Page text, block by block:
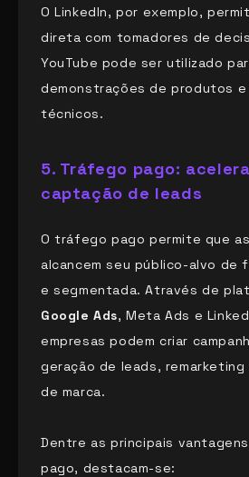
O LinkedIn, por exemplo,
direta com tomadores de
YouTube pode ser utilizado
demonstrações de produtos
técnicos.
5. Tráfego pago:
captação de leads
O tráfego pago permite que
alcancem seu público-alvo de
e segmentada. Através de
Google Ads, Meta Ads e
empresas podem criar
geração de leads,
de marca.
Dentre as principais
pago, destacam-se: